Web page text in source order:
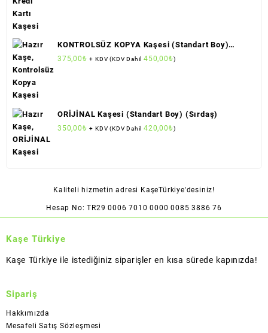
KONTROLSÜZ KOPYA Kaşesi (Standart Boy)
(Colop)
375,00₺ + KDV (KDV Dahil450,00₺)
ORİJİNAL Kaşesi (Standart Boy) (Sırdaş)
350,00₺ + KDV (KDV Dahil420,00₺)
Kaliteli hizmetin adresi KaşeTürkiye'desiniz!
Hesap No: TR29 0006 7010 0000 0085 3886 76
Kaşe Türkiye
Kaşe Türkiye ile istediğiniz siparişler en kısa sürede kapınızda!
Sipariş
Hakkımızda
Mesafeli Satış Sözleşmesi